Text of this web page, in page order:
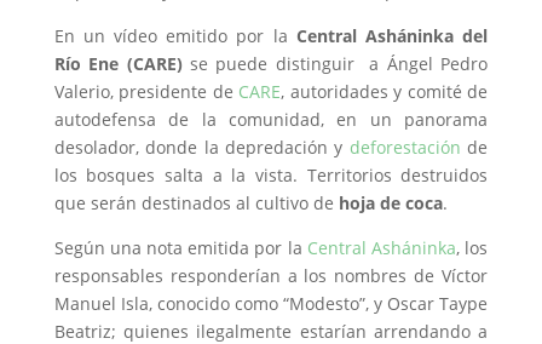
En un vídeo emitido por la Central Asháninka del
Río Ene (CARE) se puede distinguir a Ángel Pedro
Valerio, presidente de CARE, autoridades y comité de
autodefensa de la comunidad, en un panorama
desolador, donde la depredación y deforestación de
los bosques salta a la vista. Territorios destruidos
que serán destinados al cultivo de hoja de coca.
Según una nota emitida por la Central Asháninka, los
responsables responderían a los nombres de Víctor
Manuel Isla, conocido como “Modesto”, y Oscar Taype
Beatriz; quienes ilegalmente estarían arrendando a